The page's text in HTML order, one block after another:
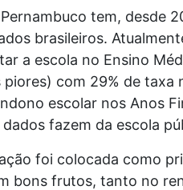
tem, desde
brasileiros.
a escola no Ensino
com 29% de taxa
escolar nos Anos
fazem da escola
foi colocada como
bons frutos, tanto no